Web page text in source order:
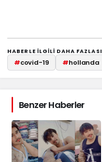
HABERLE ILGILI DAHA FAZLASI
#covid-19 #hollanda
Benzer Haberler